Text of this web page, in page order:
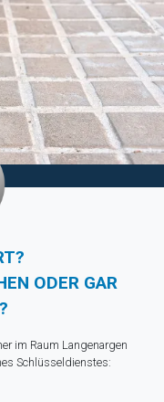
ODER GAR
im Raum Langenargen
Schlüsseldienstes: